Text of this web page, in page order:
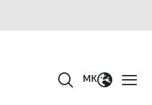
MK